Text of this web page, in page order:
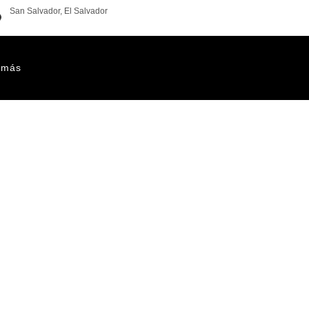
San Salvador, El Salvador